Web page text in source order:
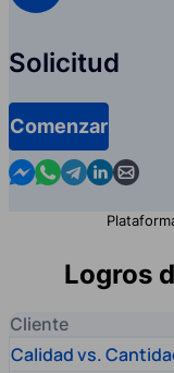
Solicitud
Comenzar
Contact us in
Contact us in
Contact us in
Contact
Logros
Cliente
Calidad vs.